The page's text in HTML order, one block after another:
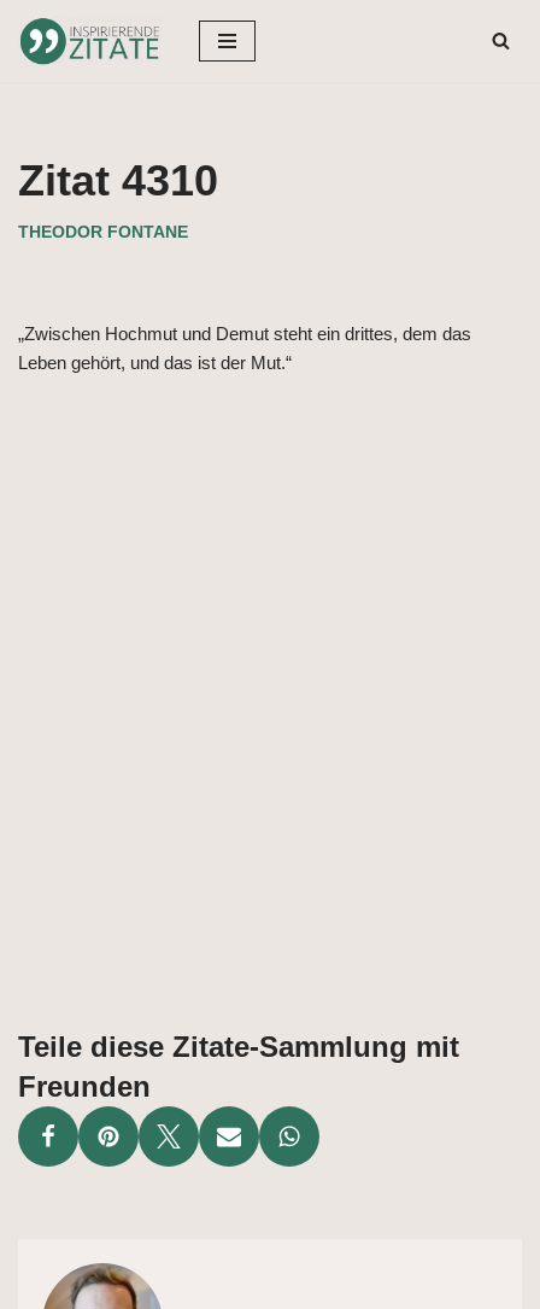
Zum
Zitat 4310
THEODOR FONTANE
„Zwischen Hochmut und Demut steht ein drittes, dem das
Leben gehört, und das ist der Mut.“
Teile diese Zitate-Sammlung mit
Freunden